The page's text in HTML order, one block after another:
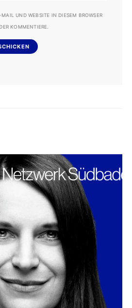
UND WEBSITE IN DIESEM BROWSER
KOMMENTIERE.